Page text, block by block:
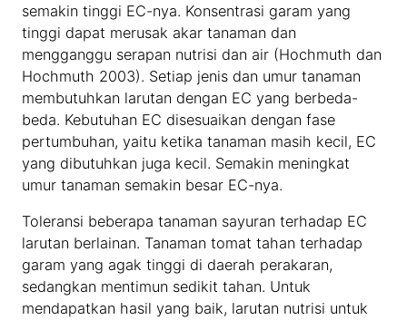
semakin tinggi EC-nya. Konsentrasi garam yang
tinggi dapat merusak akar tanaman dan
mengganggu serapan nutrisi dan air (Hochmuth dan
Hochmuth 2003). Setiap jenis dan umur tanaman
membutuhkan larutan dengan EC yang berbeda-
beda. Kebutuhan EC disesuaikan dengan fase
pertumbuhan, yaitu ketika tanaman masih kecil, EC
yang dibutuhkan juga kecil. Semakin meningkat
umur tanaman semakin besar EC-nya.
Toleransi beberapa tanaman sayuran terhadap EC
larutan berlainan. Tanaman tomat tahan terhadap
garam yang agak tinggi di daerah perakaran,
sedangkan mentimun sedikit tahan. Untuk
mendapatkan hasil yang baik, larutan nutrisi untuk